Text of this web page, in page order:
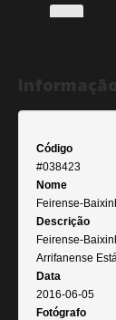
Código
#038423
Nome
Feirense-
Descrição
Feirense-
Arrifanense
Data
2016-06-05
Fotógrafo